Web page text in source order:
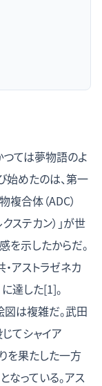
ては夢物語のよ
始めたのは、第一
合体（ADC）
ステカン）」が世
示したからだ。
アストラゼネカ
達した[1]。
図は複雑だ。武田
てシャイア
を果たした一方
っている。アス